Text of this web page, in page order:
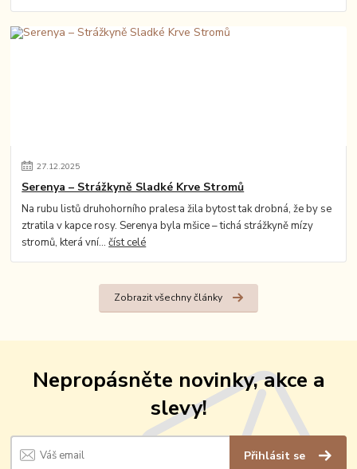
27.12.2025
Serenya – Strážkyně Sladké Krve Stromů
Na rubu listů druhohorního pralesa žila bytost tak drobná, že by se
ztratila v kapce rosy. Serenya byla mšice – tichá strážkyně mízy
stromů, která vní...číst celé
Zobrazit všechny články
Nepropásněte novinky, akce a
slevy!
Přihlásit se